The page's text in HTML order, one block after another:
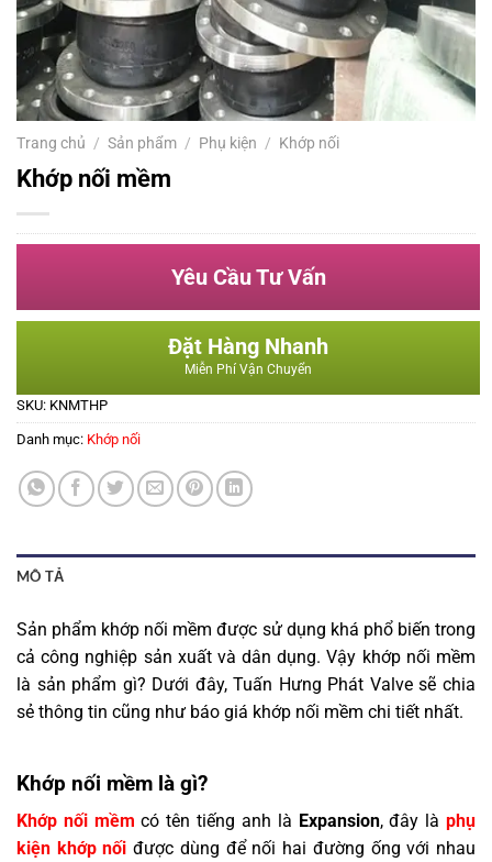
Trang chủ / Sản phẩm / Phụ kiện / Khớp nối
Khớp nối mềm
Yêu Cầu Tư Vấn
Đặt Hàng Nhanh
Miễn Phí Vận Chuyển
SKU: KNMTHP
Danh mục: Khớp nối
MÔ TẢ
Sản phẩm khớp nối mềm được sử dụng khá phổ biến trong
cả công nghiệp sản xuất và dân dụng. Vậy khớp nối mềm
là sản phẩm gì? Dưới đây, Tuấn Hưng Phát Valve sẽ chia
sẻ thông tin cũng như báo giá khớp nối mềm chi tiết nhất.
Khớp nối mềm là gì?
Khớp nối mềm có tên tiếng anh là Expansion, đây làphụ
kiện khớp nối được dùng để nối hai đường ống với nhau